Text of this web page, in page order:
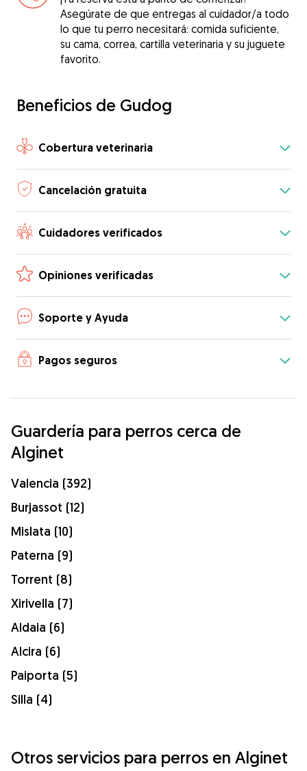
Asegúrate de que entregas al cuidador/a todo
lo que tu perro necesitará: comida suficiente,
su cama, correa, cartilla veterinaria y su juguete
favorito.
Beneficios de Gudog
Cobertura veterinaria
Cancelación gratuita
Cuidadores verificados
Opiniones verificadas
Soporte y Ayuda
Pagos seguros
Guardería para perros cerca de
Alginet
Valencia (392)
Burjassot (12)
Mislata (10)
Paterna (9)
Torrent (8)
Xirivella (7)
Aldaia (6)
Alcira (6)
Paiporta (5)
Silla (4)
Otros servicios para perros en Alginet